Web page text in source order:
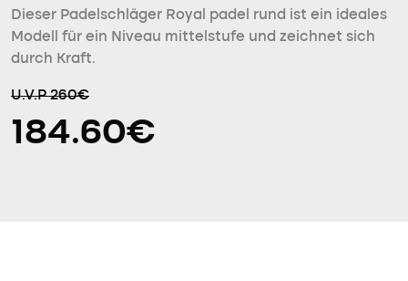
Dieser Padelschläger Royal padel rund ist ein ideales
Modell für ein Niveau mittelstufe und zeichnet sich
durch Kraft.
U.V.P 260€
184.60€